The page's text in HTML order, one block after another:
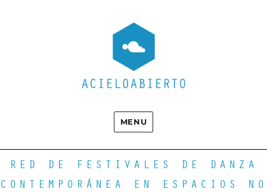
MENU
RED DE FESTIVALES DE DANZA
CONTEMPORÁNEA EN ESPACIOS NO